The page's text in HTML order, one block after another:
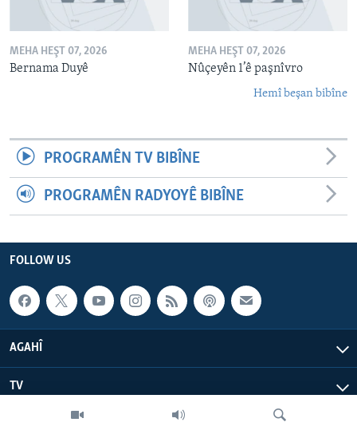
MEHA HEŞT 07, 2026
Bernama Duyê
MEHA HEŞT 07, 2026
Nûçeyên 1’ê paşnîvro
Hemî beşan bibîne
PROGRAMÊN TV BIBÎNE
PROGRAMÊN RADYOYÊ BIBÎNE
FOLLOW US
AGAHÎ
TV